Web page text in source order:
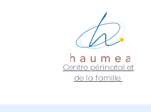
Centre périnatal et
de la famille